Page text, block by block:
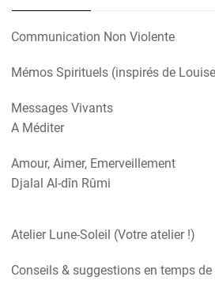
Communication Non Violente
Mémos Spirituels (inspirés de
Messages Vivants
A Méditer
Amour, Aimer, Emerveillement
Djalal Al-dîn Rûmi
Atelier Lune-Soleil (Votre atelier !)
Conseils & suggestions en temps de